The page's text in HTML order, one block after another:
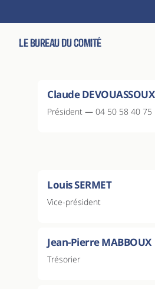
Le bureau du comité
Claude DEVOUASSOUX
Président — 04 50 58 40 75
Louis SERMET
Vice-président
Jean-Pierre MABBOUX
Trésorier